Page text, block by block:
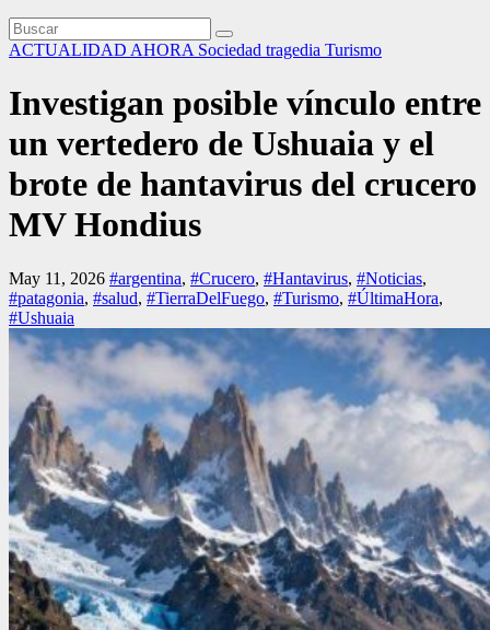
ACTUALIDAD AHORA Sociedad tragedia Turismo
Investigan posible vínculo entre
un vertedero de Ushuaia y el
brote de hantavirus del crucero
MV Hondius
May 11, 2026 #argentina, #Crucero, #Hantavirus, #Noticias,
#patagonia, #salud, #TierraDelFuego, #Turismo, #ÚltimaHora,
#Ushuaia